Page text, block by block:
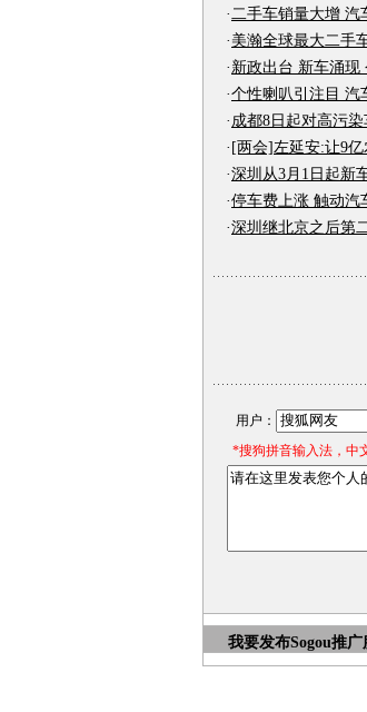
·二手车销量大增 汽
· 美瀚全球最大二手
· 新政出台 新车涌现
·个性喇叭引注目 汽
· 成都8日起对高污
· [两会]左延安:让9
·深圳从3月1日起新
·停车费上涨 触动汽
·深圳继北京之后第
用户：
*搜狗拼音输入法，中
我要发布Sogou推广